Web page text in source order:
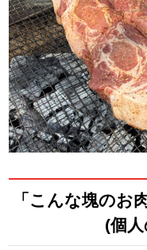
「こんな塊のお
(個人